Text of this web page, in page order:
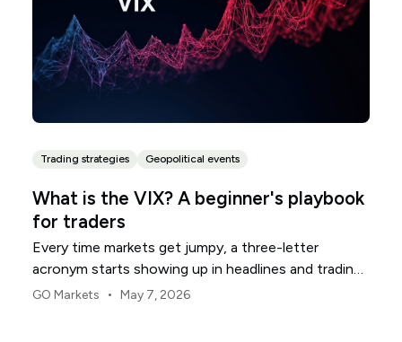
Trading strategies Geopolitical events
What is the VIX? A beginner's playbook
for traders
Every time markets get jumpy, a three-letter
acronym starts showing up in headlines and trading
rooms. The VIX. You will see it called the fear gauge,
GO Markets • May 7, 2026